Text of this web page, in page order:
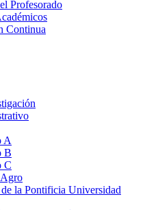
Profesorado
Continua
A
B
C
la Pontificia Universidad